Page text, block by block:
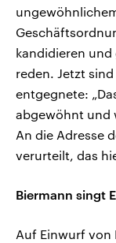
kandidieren
reden. Jetzt
entgegnete:
abgewöhnt und
An die Adresse
verurteilt, das
Biermann singt
Auf Einwurf von